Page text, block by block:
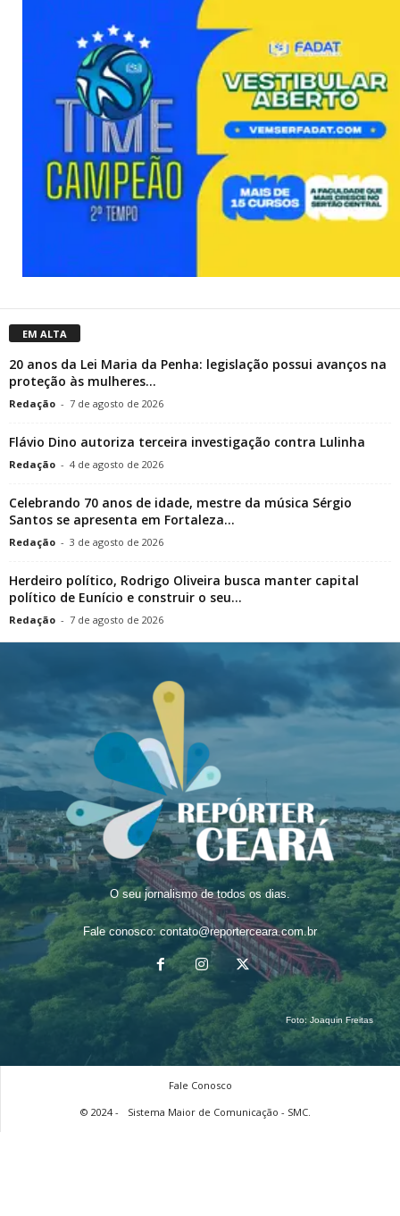
EM ALTA
20 anos da Lei Maria da Penha: legislação possui avanços na
proteção às mulheres...
Redação - 7 de agosto de 2026
Flávio Dino autoriza terceira investigação contra Lulinha
Redação - 4 de agosto de 2026
Celebrando 70 anos de idade, mestre da música Sérgio
Santos se apresenta em Fortaleza...
Redação - 3 de agosto de 2026
Herdeiro político, Rodrigo Oliveira busca manter capital
político de Eunício e construir o seu...
Redação - 7 de agosto de 2026
O seu jornalismo de todos os dias.
Fale conosco: contato@reporterceara.com.br
Foto: Joaquin Freitas
Fale Conosco
© 2024 -
Sistema Maior de Comunicação - SMC.